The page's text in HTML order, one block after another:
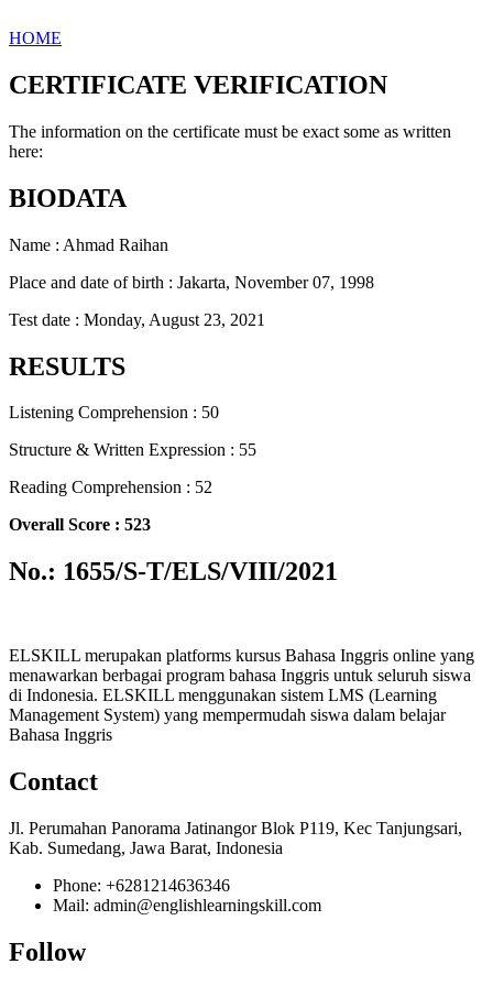
HOME
CERTIFICATE VERIFICATION
The information on the certificate must be exact some as written
here:
BIODATA
Name : Ahmad Raihan
Place and date of birth : Jakarta, November 07, 1998
Test date : Monday, August 23, 2021
RESULTS
Listening Comprehension : 50
Structure & Written Expression : 55
Reading Comprehension : 52
Overall Score : 523
No.: 1655/S-T/ELS/VIII/2021
ELSKILL merupakan platforms kursus Bahasa Inggris online yang
menawarkan berbagai program bahasa Inggris untuk seluruh siswa
di Indonesia. ELSKILL menggunakan sistem LMS (Learning
Management System) yang mempermudah siswa dalam belajar
Bahasa Inggris
Contact
Jl. Perumahan Panorama Jatinangor Blok P119, Kec Tanjungsari,
Kab. Sumedang, Jawa Barat, Indonesia
Phone: +6281214636346
Mail: admin@englishlearningskill.com
Follow